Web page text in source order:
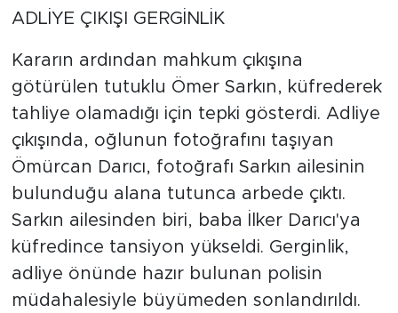
ADLİYE ÇIKIŞI GERGİNLİK
Kararın ardından mahkum çıkışına
götürülen tutuklu Ömer Sarkın, küfrederek
tahliye olamadığı için tepki gösterdi. Adliye
çıkışında, oğlunun fotoğrafını taşıyan
Ömürcan Darıcı, fotoğrafı Sarkın ailesinin
bulunduğu alana tutunca arbede çıktı.
Sarkın ailesinden biri, baba İlker Darıcı'ya
küfredince tansiyon yükseldi. Gerginlik,
adliye önünde hazır bulunan polisin
müdahalesiyle büyümeden sonlandırıldı.